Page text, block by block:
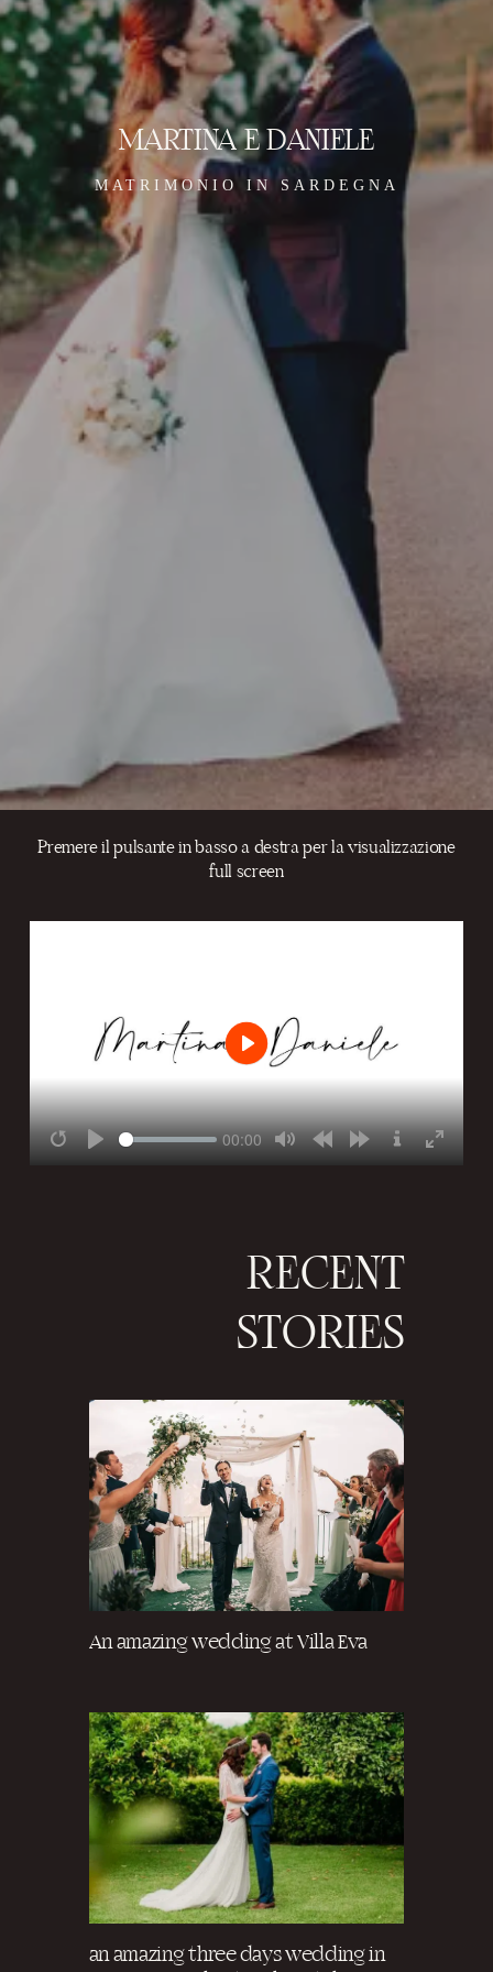
MARTINA E DANIELE
MATRIMONIO IN SARDEGNA
Premere il pulsante in basso a destra per la visualizzazione
full screen
RECENT
STORIES
An amazing wedding at Villa Eva
an amazing three days wedding in